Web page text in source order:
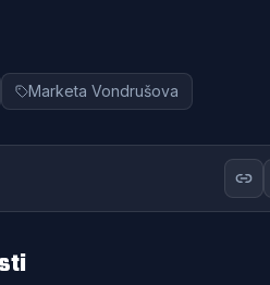
Marketa Vondrušova